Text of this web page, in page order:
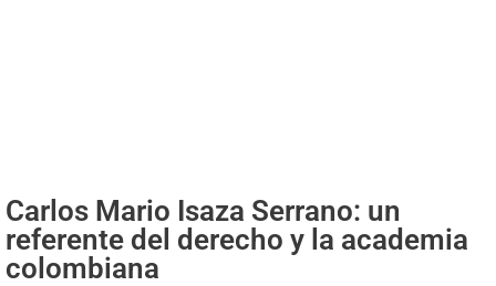
Carlos Mario Isaza Serrano: un
referente del derecho y la academia
colombiana